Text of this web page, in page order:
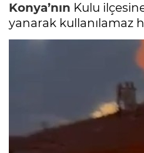
Konya’nın Kulu
yanarak kullanılamaz